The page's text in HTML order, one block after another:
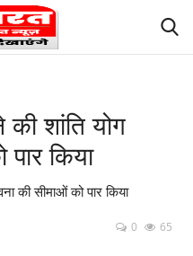
की शांति योग
किया
की सीमाओं को पार किया
0 65